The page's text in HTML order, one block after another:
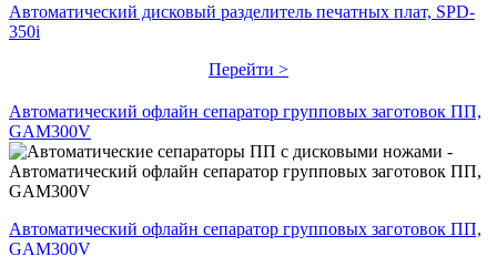
Автоматический дисковый разделитель печатных плат, SPD-
350i
Перейти >
Автоматический офлайн сепаратор групповых заготовок ПП,
GAM300V
Автоматический офлайн сепаратор групповых заготовок ПП,
GAM300V